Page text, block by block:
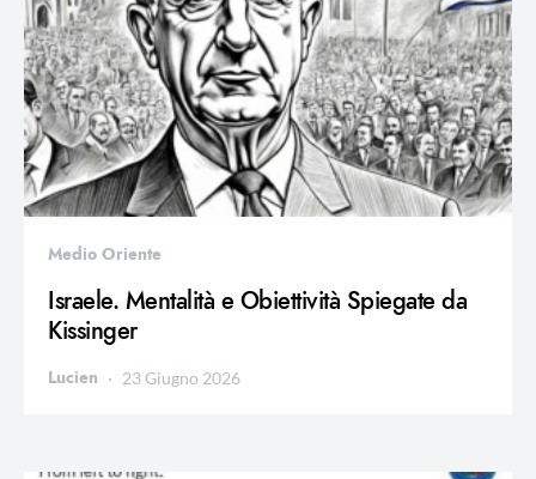
Medio Oriente
Israele. Mentalità e Obiettività Spiegate da
Kissinger
Lucien 23 Giugno 2026